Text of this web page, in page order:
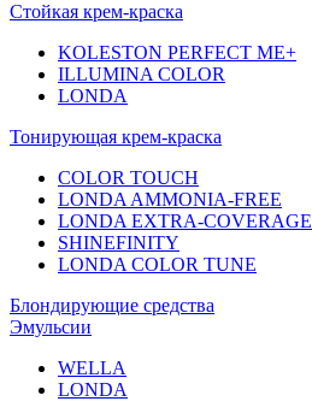
Стойкая крем-краска
KOLESTON PERFECT ME+
ILLUMINA COLOR
LONDA
Тонирующая крем-краска
COLOR TOUCH
LONDA AMMONIA-FREE
LONDA EXTRA-COVERAGE
SHINEFINITY
LONDA COLOR TUNE
Блондирующие средства
Эмульсии
WELLA
LONDA